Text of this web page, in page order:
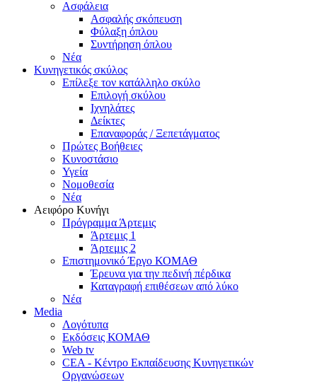
Ασφάλεια
Ασφαλής σκόπευση
Φύλαξη όπλου
Συντήρηση όπλου
Νέα
Κυνηγετικός σκύλος
Επίλεξε τον κατάλληλο σκύλο
Επιλογή σκύλου
Ιχνηλάτες
Δείκτες
Επαναφοράς / Ξεπετάγματος
Πρώτες Βοήθειες
Κυνοστάσιο
Υγεία
Νομοθεσία
Νέα
Αειφόρο Κυνήγι
Πρόγραμμα Άρτεμις
Άρτεμις 1
Άρτεμις 2
Επιστημονικό Έργο ΚΟΜΑΘ
Έρευνα για την πεδινή πέρδικα
Καταγραφή επιθέσεων από λύκο
Νέα
Media
Λογότυπα
Εκδόσεις ΚΟΜΑΘ
Web tv
CEA - Κέντρο Εκπαίδευσης Κυνηγετικών
Οργανώσεων